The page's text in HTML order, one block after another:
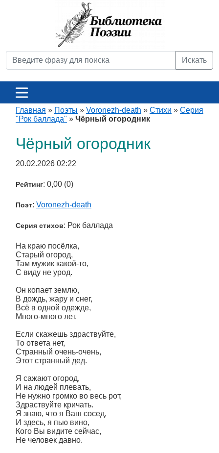
Искать
Главная » Поэты » Voronezh-death » Стихи » Серия
"Рок баллада" » Чëрный огородник
Чëрный огородник
20.02.2026 02:22
Рейтинг: 0,00 (0)
Поэт: Voronezh-death
Серия стихов: Рок баллада
На краю посëлка,
Старый огород,
Там мужик какой-то,
С виду не урод.
Он копает землю,
В дождь, жару и снег,
Всё в одной одежде,
Много-много лет.
Если скажешь здраствуйте,
То ответа нет,
Странный очень-очень,
Этот странный дед.
Я сажают огород,
И на людей плевать,
Не нужно громко во весь рот,
Здраствуйте кричать.
Я знаю, что я Ваш сосед,
И здесь, я пью вино,
Кого Вы видите сейчас,
Не человек давно.